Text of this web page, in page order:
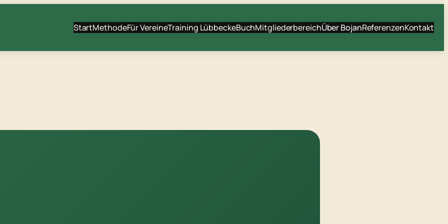
StartMethodeFür VereineTraining LübbeckeBuchMitgliederbereichÜber BojanReferenzenKontakt